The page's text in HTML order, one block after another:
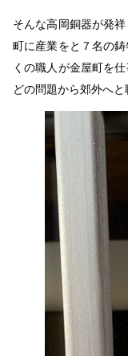
そんな高岡銅器が発
町に産業をと７名の
くの職人が金屋町を
どの問題から郊外へ